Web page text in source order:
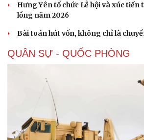
Hưng Yên tổ chức Lễ hội và xúc
lồng năm 2026
Bài toán hút vốn, không chỉ là
QUÂN SỰ - QUỐC PHÒNG